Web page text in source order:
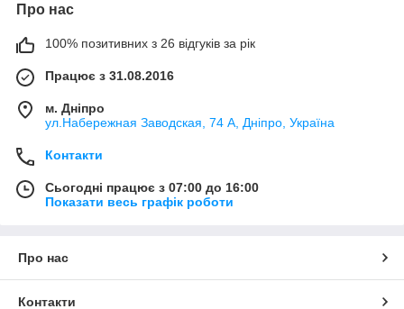
Про нас
100% позитивних з 26 відгуків за рік
Працює з 31.08.2016
м. Дніпро
ул.Набережная Заводская, 74 А, Дніпро, Україна
Контакти
Сьогодні працює з 07:00 до 16:00
Показати весь графік роботи
Про нас
Контакти